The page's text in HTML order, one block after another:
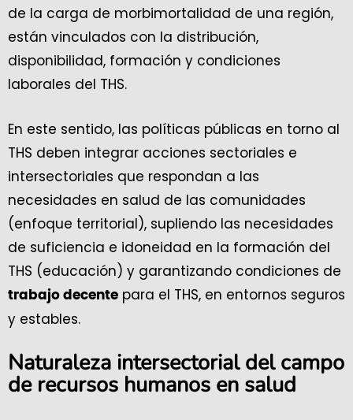
de la carga de morbimortalidad de una región,
están vinculados con la distribución,
disponibilidad, formación y condiciones
laborales del THS.
En este sentido, las políticas públicas en torno al
THS deben integrar acciones sectoriales e
intersectoriales que respondan a las
necesidades en salud de las comunidades
(enfoque territorial), supliendo las necesidades
de suficiencia e idoneidad en la formación del
THS (educación) y garantizando condiciones de
trabajo decente para el THS, en entornos seguros
y estables.
Naturaleza intersectorial del campo
de recursos humanos en salud